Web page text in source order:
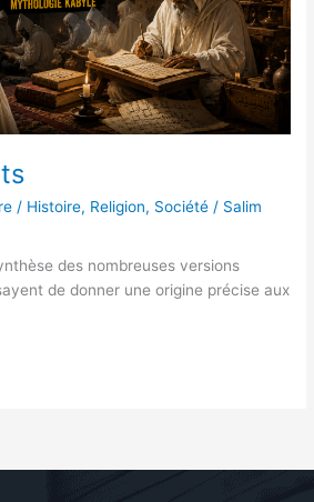
/ Histoire, Religion, Société / Salim
des nombreuses versions
de donner une origine précise aux